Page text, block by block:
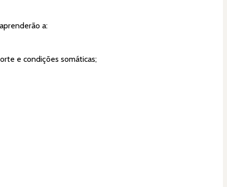
aprenderão a:
e condições somáticas;